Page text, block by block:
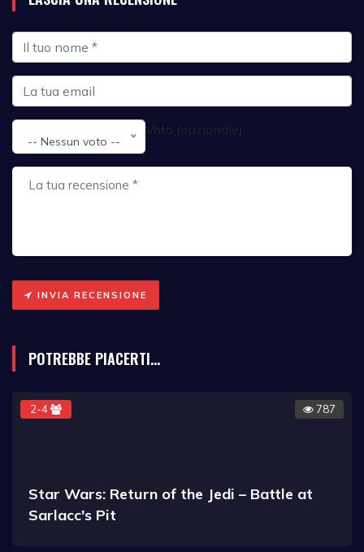
Voto (opzionale):
-- Nessun voto --
INVIA RECENSIONE
POTREBBE PIACERTI...
2-4 787
Star Wars: Return of the Jedi – Battle at
Sarlacc's Pit